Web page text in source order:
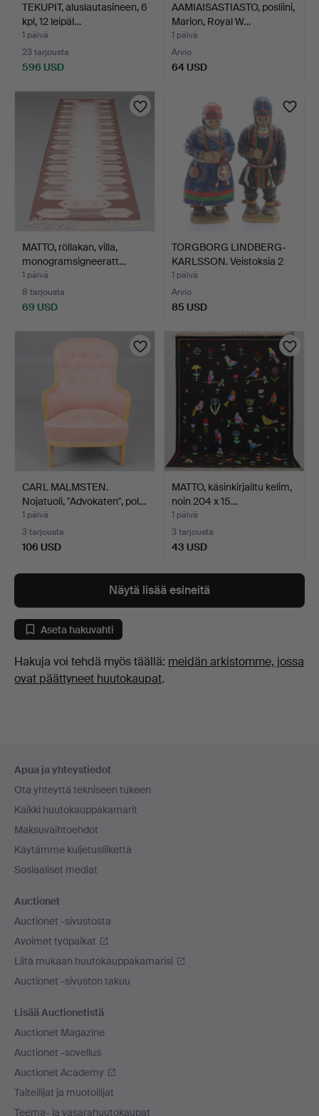
TEKUPIT, aluslautasineen, 6
kpl, 12 leipäl…
1 päivä
23 tarjousta
596 USD
AAMIAISASTIASTO, posliini,
Marion, Royal W…
1 päivä
Arvio
64 USD
MATTO, röllakan, villa,
monogramsigneeratt…
1 päivä
8 tarjousta
69 USD
TORGBORG LINDBERG-
KARLSSON. Veistoksia 2
k…
1 päivä
Arvio
85 USD
CARL MALMSTEN.
Nojatuoli, "Advokaten", pol…
1 päivä
3 tarjousta
106 USD
MATTO, käsinkirjailtu kelim,
noin 204 x 15…
1 päivä
3 tarjousta
43 USD
Näytä lisää esineitä
Aseta hakuvahti
Hakuja voi tehdä myös täällä: meidän arkistomme, jossa
ovat päättyneet huutokaupat.
Apua ja yhteystiedot
Ota yhteyttä tekniseen tukeen
Kaikki huutokauppakamarit
Maksuvaihtoehdot
Käytämme kuljetusliikettä
Sosiaaliset mediat
Auctionet
Auctionet -sivustosta
Avoimet työpaikat
Liitä mukaan huutokauppakamarisi
Auctionet -sivuston takuu
Lisää Auctionetistä
Auctionet Magazine
Auctionet -sovellus
Auctionet Academy
Taiteilijat ja muotoilijat
Teema- ja vasarahuutokaupat